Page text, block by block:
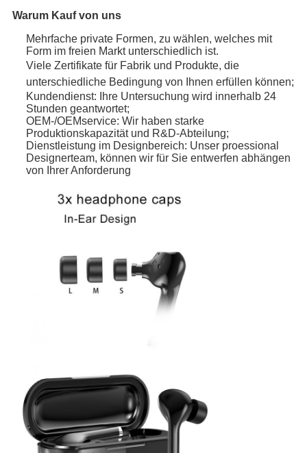
Warum Kauf von uns
Mehrfache private Formen, zu wählen, welches mit
Form im freien Markt unterschiedlich ist.
Viele Zertifikate für Fabrik und Produkte, die
unterschiedliche Bedingung von Ihnen erfüllen können;
Kundendienst: Ihre Untersuchung wird innerhalb 24
Stunden geantwortet;
OEM-/OEMservice: Wir haben starke
Produktionskapazität und R&D-Abteilung;
Dienstleistung im Designbereich: Unser proessional
Designerteam, können wir für Sie entwerfen abhängen
von Ihrer Anforderung